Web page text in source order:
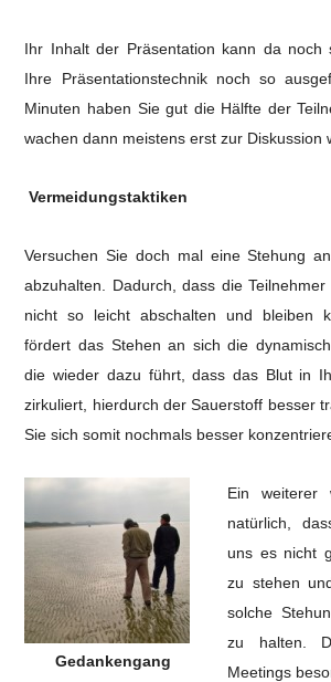
Ihr Inhalt der Präsentation kann da noch
Ihre Präsentationstechnik noch so
Minuten haben Sie gut die Hälfte der
wachen dann meistens erst zur Diskussion
Vermeidungstaktiken
Versuchen Sie doch mal eine Stehung
abzuhalten. Dadurch, dass die
nicht so leicht abschalten und bleiben
fördert das Stehen an sich die
die wieder dazu führt, dass das Blut in
zirkuliert, hierdurch der Sauerstoff besser
Sie sich somit nochmals besser
Gedankengang
Ein weiterer
natürlich,
uns es nicht
zu stehen
solche
zu halten.
Meetings